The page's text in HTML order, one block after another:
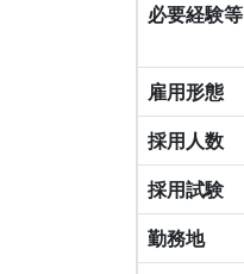
必要経験等
雇用形態
採用人数
採用試験
勤務地